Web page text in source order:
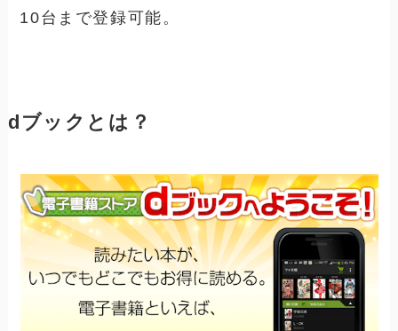
10台まで登録可能。
dブックとは？